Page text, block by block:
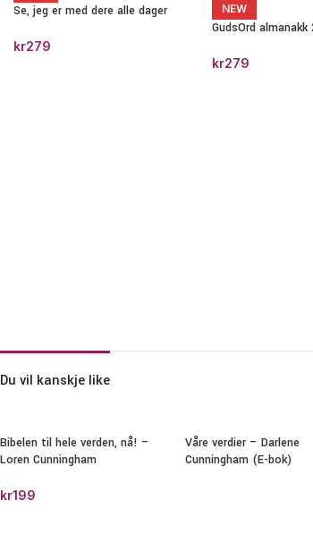
Se, jeg er med dere alle dager
kr279
NEW
GudsOrd almanakk
kr279
Du vil kanskje like
Bibelen til hele verden, nå! –
Loren Cunningham
kr199
Våre verdier – Darlene
Cunningham (E-bok)